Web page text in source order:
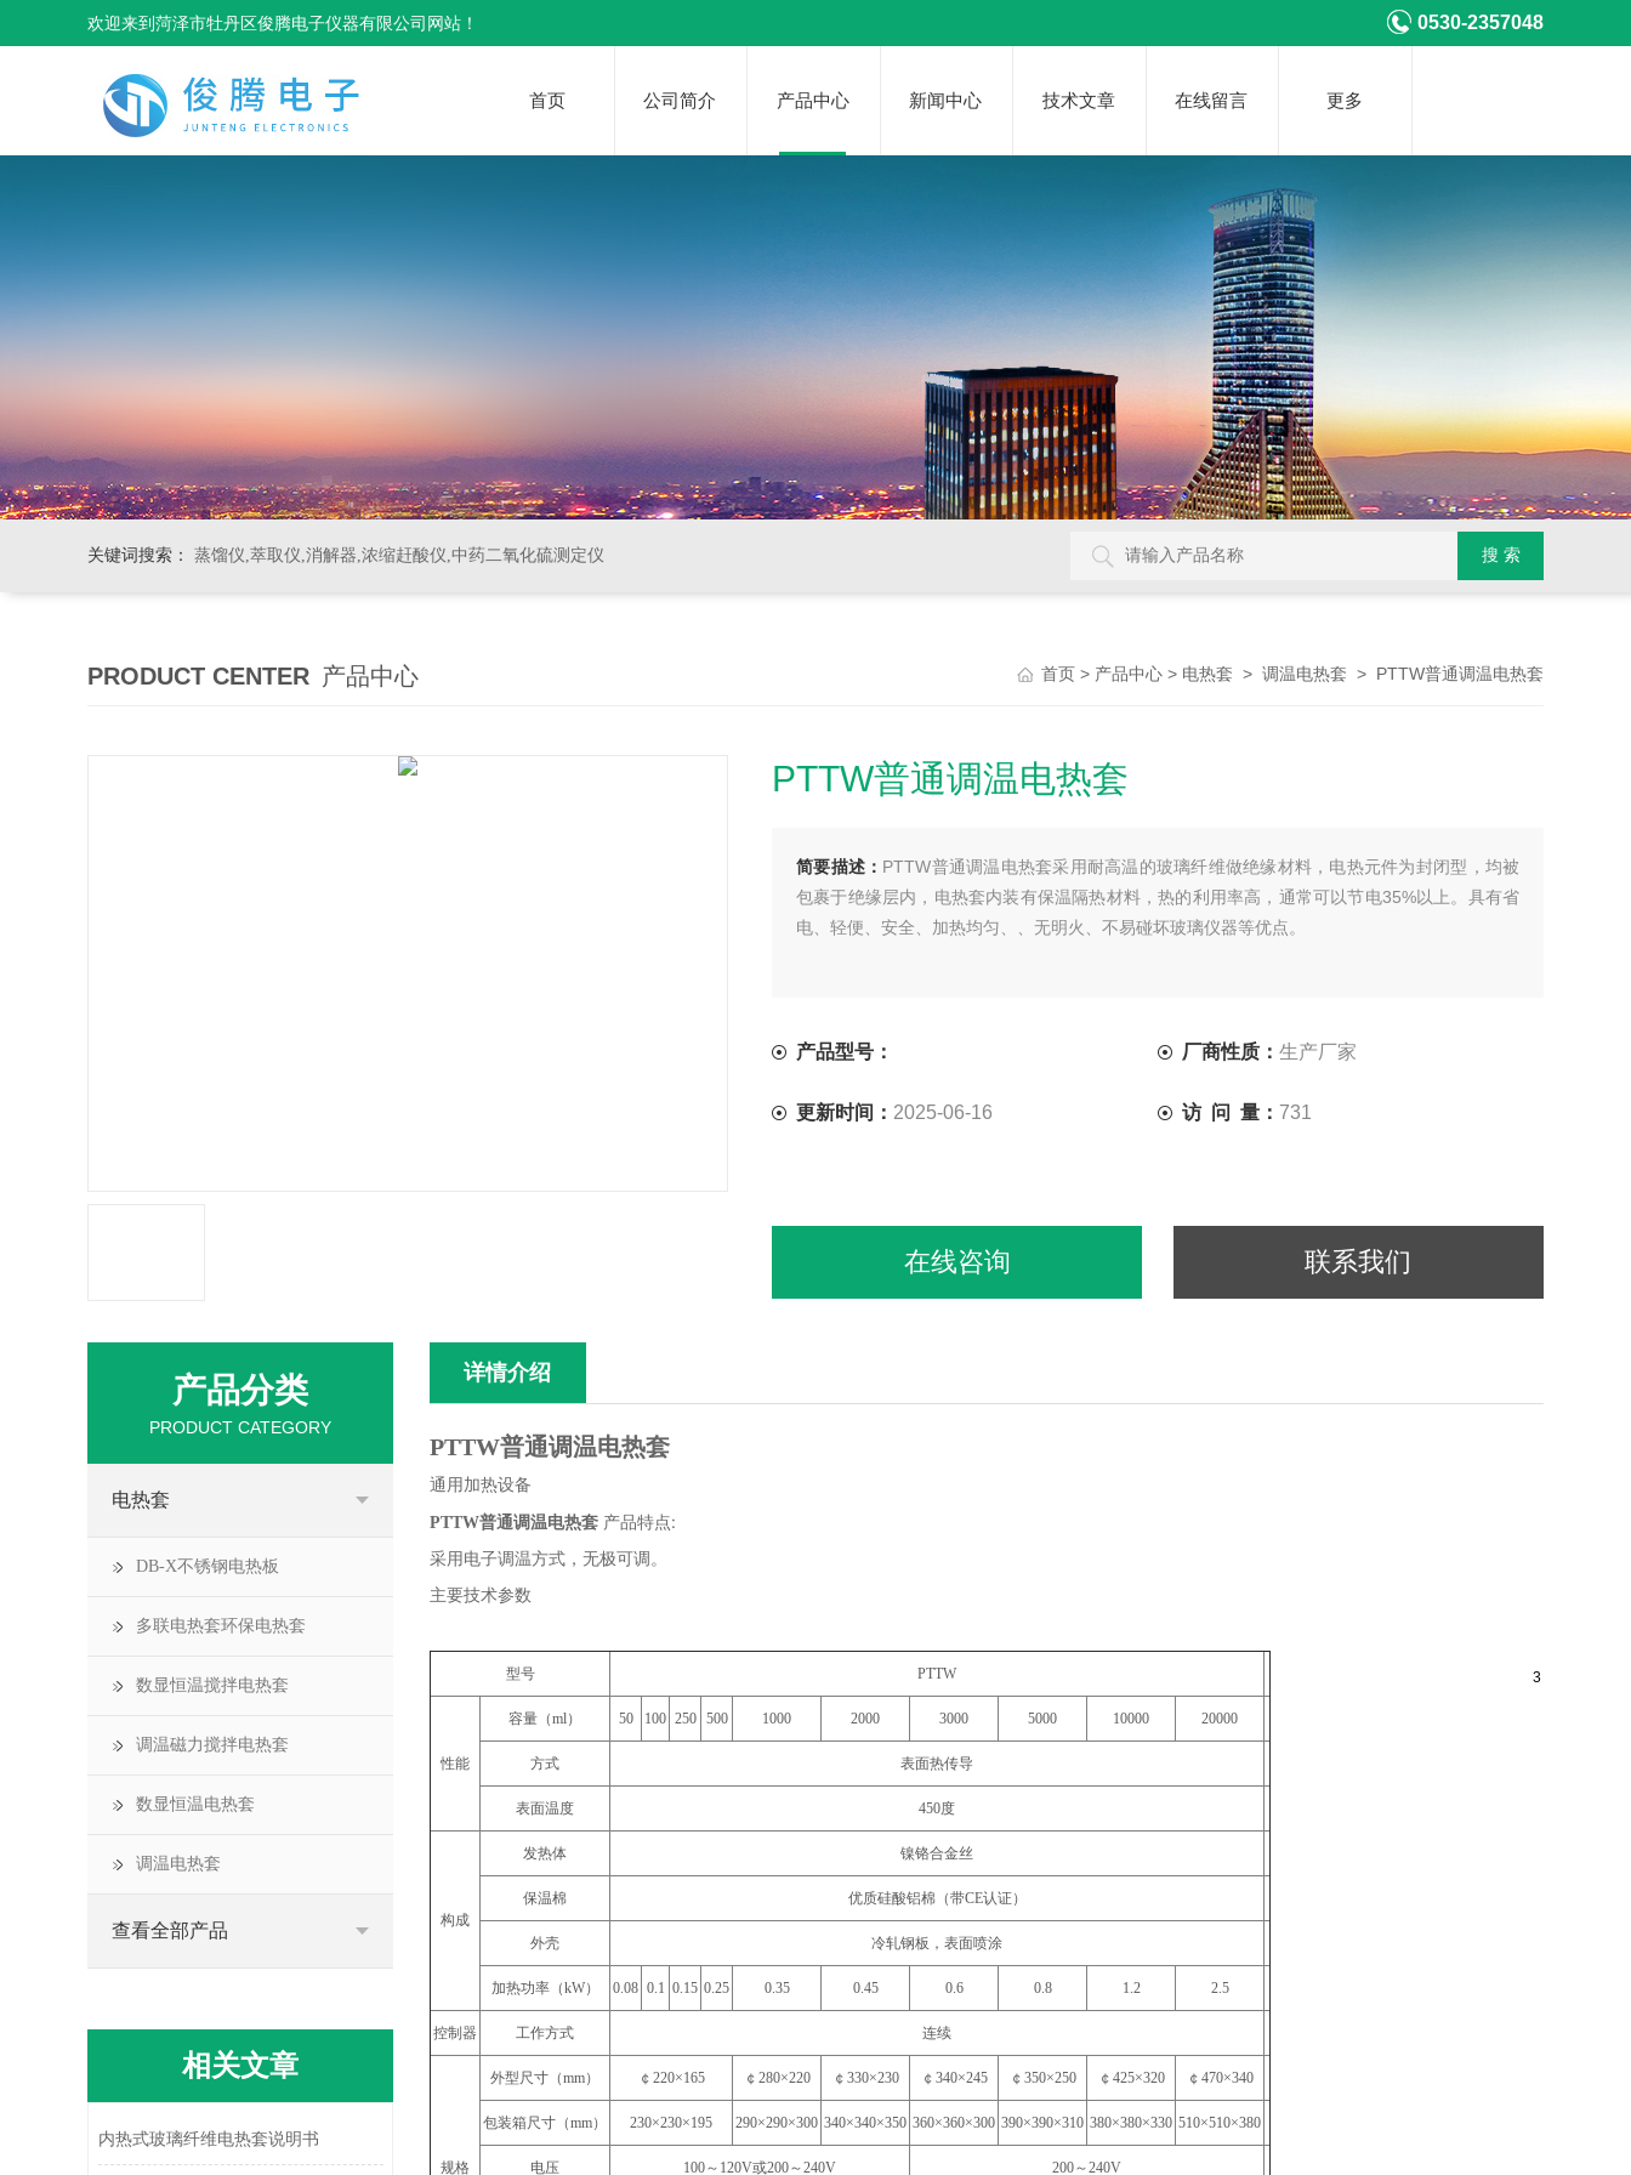
欢迎来到菏泽市牡丹区俊腾电子仪器有限公司网站！ 0530-2357048
首页 公司简介 产品中心 新闻中心 技术文章 在线留言 更多
关键词搜索： 蒸馏仪,萃取仪,消解器,浓缩赶酸仪,中药二氧化硫测定仪
PRODUCT CENTER 产品中心 首页 > 产品中心 > 电热套 > 调温电热套 > PTTW普通调温电热套
PTTW普通调温电热套
简要描述： PTTW普通调温电热套采用耐高温的玻璃纤维做绝缘材料，电热元件为封闭型，均被
包裹于绝缘层内，电热套内装有保温隔热材料，热的利用率高，通常可以节电35%以上。具有省
电、轻便、安全、加热均匀、、无明火、不易碰坏玻璃仪器等优点。
产品型号： 厂商性质： 生产厂家
更新时间： 2025-06-16 访 问 量： 731
在线咨询 联系我们
详情介绍
PTTW普通调温电热套
通用加热设备
PTTW普通调温电热套 产品特点:
采用电子调温方式，无极可调。
主要技术参数
型号 PTTW
性能
容量（ml） 50 100 250 500 1000 2000 3000 5000 10000 20000
方式 表面热传导
表面温度 450度
构成
发热体 镍铬合金丝
保温棉 优质硅酸铝棉（带CE认证）
外壳 冷轧钢板，表面喷涂
加热功率（kW） 0.08 0.1 0.15 0.25 0.35 0.45 0.6 0.8 1.2 2.5
控制器 工作方式 连续
规格
外型尺寸（mm） ￠220×165 ￠280×220 ￠330×230 ￠340×245 ￠350×250 ￠425×320 ￠470×340
包装箱尺寸（mm） 230×230×195 290×290×300 340×340×350 360×360×300 390×390×310 380×380×330 510×510×380
电压 100～120V或200～240V 200～240V
3
产品分类
PRODUCT CATEGORY
电热套
DB-X不锈钢电热板
多联电热套环保电热套
数显恒温搅拌电热套
调温磁力搅拌电热套
数显恒温电热套
调温电热套
查看全部产品
相关文章
内热式玻璃纤维电热套说明书